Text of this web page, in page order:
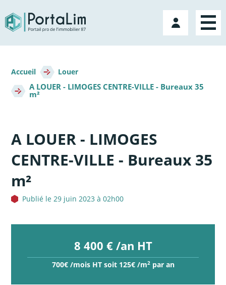
directement
au
contenu
Mon
compte
d'Ariane
Accueil Louer
A LOUER - LIMOGES CENTRE-VILLE - Bureaux 35
m²
A LOUER - LIMOGES
CENTRE-VILLE - Bureaux 35
m²
Publié le 29 juin 2023 à 02h00
8 400 € /an HT
700€ /mois HT soit 125€ /m2par an